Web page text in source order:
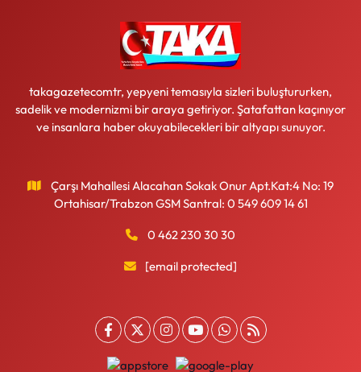
takagazetecomtr, yepyeni temasıyla sizleri buluştururken,
sadelik ve modernizmi bir araya getiriyor. Şatafattan kaçınıyor
ve insanlara haber okuyabilecekleri bir altyapı sunuyor.
Çarşı Mahallesi Alacahan Sokak Onur Apt.Kat:4 No: 19
Ortahisar/Trabzon GSM Santral: 0 549 609 14 61
0 462 230 30 30
[email protected]